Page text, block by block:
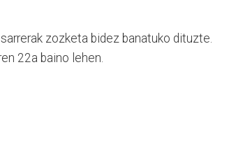
zozketa bidez banatuko dituzte.
22a baino lehen.